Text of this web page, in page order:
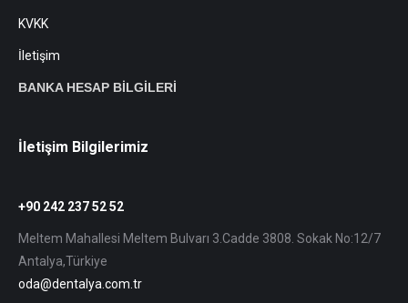
KVKK
İletişim
BANKA HESAP BİLGİLERİ
İletişim Bilgilerimiz
+90 242 237 52 52
Meltem Mahallesi Meltem Bulvarı 3.Cadde 3808. Sokak No:12/7
Antalya,Türkiye
oda@dentalya.com.tr